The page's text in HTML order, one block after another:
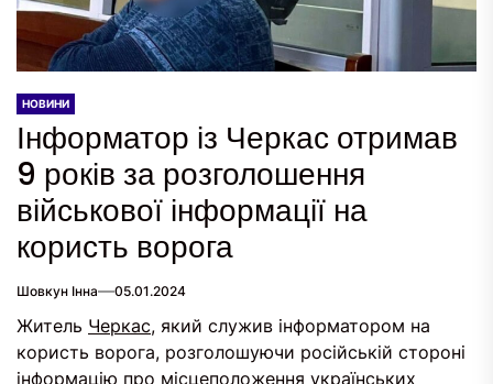
НОВИНИ
Інформатор із Черкас отримав
9 років за розголошення
військової інформації на
користь ворога
Шовкун Інна 05.01.2024
Житель Черкас, який служив інформатором на
користь ворога, розголошуючи російській стороні
інформацію про місцеположення українських